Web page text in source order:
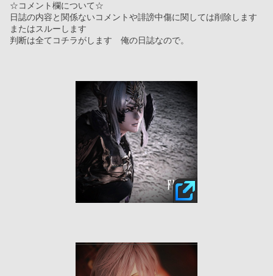
☆コメント欄について☆
日誌の内容と関係ないコメントや誹謗中傷に関しては削除します
またはスルーします
判断は全てコチラがします　俺の日誌なので。